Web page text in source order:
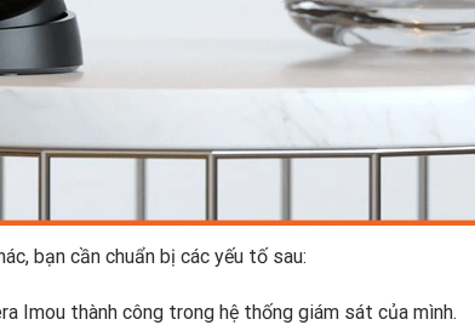
bạn cần chuẩn bị các yếu tố sau:
Imou thành công trong hệ thống giám sát của mình.